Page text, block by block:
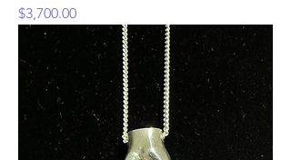
Precio
$3,700.00